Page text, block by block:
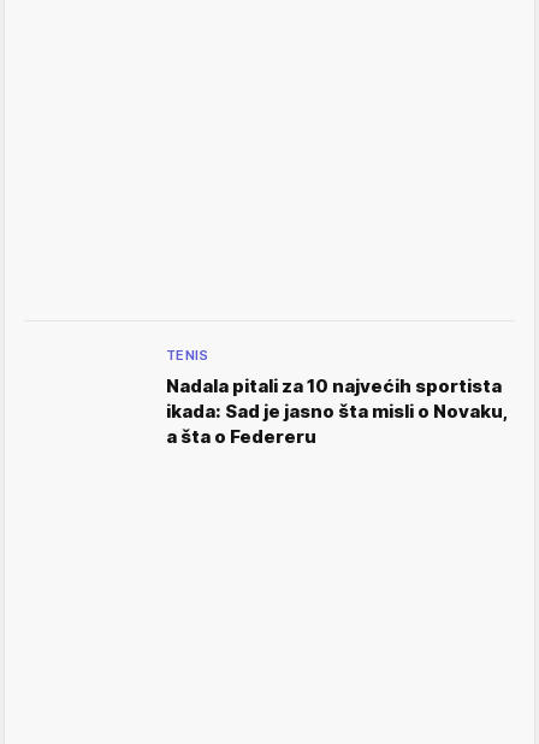
TENIS
Nadala pitali za 10 najvećih sportista
ikada: Sad je jasno šta misli o Novaku,
a šta o Federeru